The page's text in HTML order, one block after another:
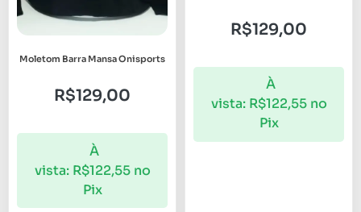
Moletom Barra Mansa Onisports
R$129,00
À
vista: R$122,55 no
Pix
R$129,00
À
vista: R$122,55 no
Pix